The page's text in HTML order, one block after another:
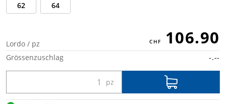
62 64
Lordo / pz 106.90
Grössenzuschlag -.--